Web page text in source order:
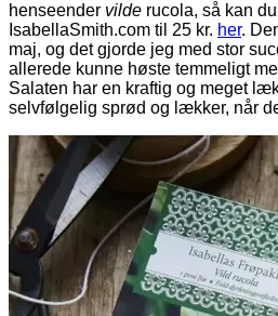
henseender vilde rucola, så kan
IsabellaSmith.com til 25 kr. her.
maj, og det gjorde jeg med stor
allerede kunne høste temmeligt
Salaten har en kraftig og meget
selvfølgelig sprød og lækker, når